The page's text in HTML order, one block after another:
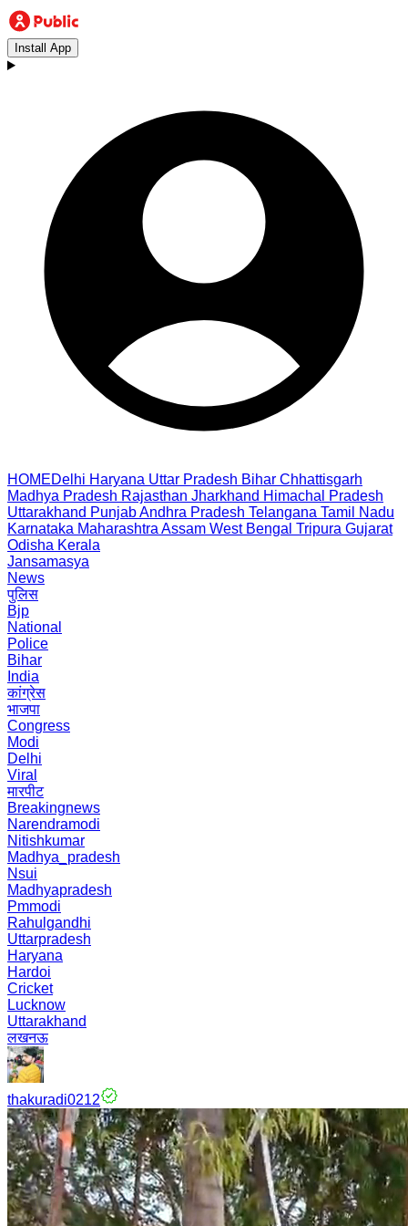
Install App
HOMEDelhi Haryana Uttar Pradesh Bihar Chhattisgarh
Madhya Pradesh Rajasthan Jharkhand Himachal Pradesh
Uttarakhand PunjabAndhra Pradesh Telangana Tamil Nadu
Karnataka Maharashtra Assam West Bengal Tripura Gujarat
Odisha Kerala
Jansamasya
News
पुलिस
Bjp
National
Police
Bihar
India
कांग्रेस
भाजपा
Congress
Modi
Delhi
Viral
मारपीट
Breakingnews
Narendramodi
Nitishkumar
Madhya_pradesh
Nsui
Madhyapradesh
Pmmodi
Rahulgandhi
Uttarpradesh
Haryana
Hardoi
Cricket
Lucknow
Uttarakhand
लखनऊ
thakuradi0212